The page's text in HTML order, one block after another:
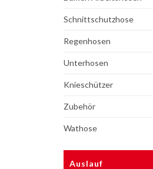
Schnittschutzhose
Regenhosen
Unterhosen
Knieschützer
Zubehör
Wathose
Auslauf